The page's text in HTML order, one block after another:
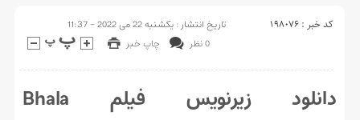
کد خبر : 198076
تاریخ انتشار : یکشنبه 22 می 2022 - 11:37
چاپ خبر
0 نظر
دانلود زیرنویس فیلم Bhala